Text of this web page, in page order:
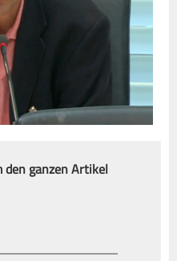
den ganzen Artikel